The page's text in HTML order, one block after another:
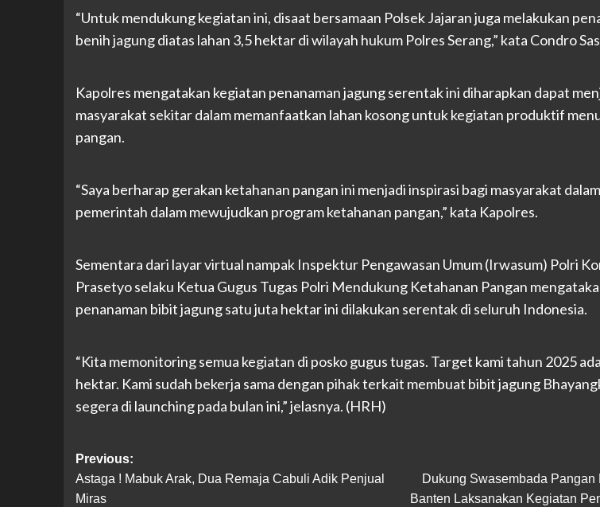
“Untuk mendukung kegiatan ini, disaat bersamaan Polsek Jajaran juga melakukan
benih jagung diatas lahan 3,5 hektar di wilayah hukum Polres Serang,” kata Condro
Kapolres mengatakan kegiatan penanaman jagung serentak ini diharapkan dapat
masyarakat sekitar dalam memanfaatkan lahan kosong untuk kegiatan produktif
pangan.
“Saya berharap gerakan ketahanan pangan ini menjadi inspirasi bagi masyarakat
pemerintah dalam mewujudkan program ketahanan pangan,” kata Kapolres.
Sementara dari layar virtual nampak Inspektur Pengawasan Umum (Irwasum) Polri
Prasetyo selaku Ketua Gugus Tugas Polri Mendukung Ketahanan Pangan
penanaman bibit jagung satu juta hektar ini dilakukan serentak di seluruh Indonesia.
“Kita memonitoring semua kegiatan di posko gugus tugas. Target kami tahun 2025
hektar. Kami sudah bekerja sama dengan pihak terkait membuat bibit jagung
segera di launching pada bulan ini,” jelasnya. (HRH)
Post
navigation
Previous:
Astaga ! Mabuk Arak, Dua Remaja Cabuli Adik Penjual
Miras
Dukung Swasembada Pangan
Banten Laksanakan Kegiatan